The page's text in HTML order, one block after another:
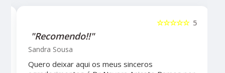
5
☆☆☆☆☆
"Recomendo!!"
Sandra Sousa
Quero deixar aqui os meus sinceros